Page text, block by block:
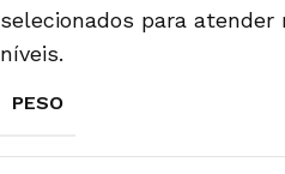
selecionados para
níveis.
PESO